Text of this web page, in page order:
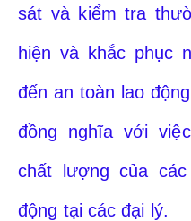
sát và kiểm tra
hiện và khắc phục
đến an toàn lao
đồng nghĩa với
chất lượng của
động tại các đại lý.